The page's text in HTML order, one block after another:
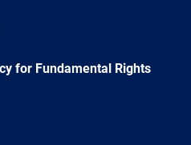
for Fundamental Rights